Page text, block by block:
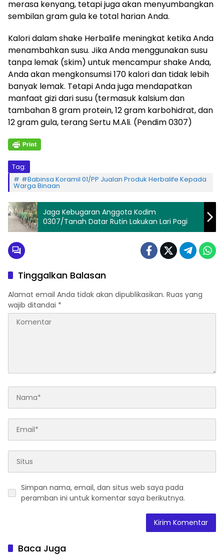
merasa kenyang, tetapi juga akan menyumbangkan
sembilan gram gula ke total harian Anda.
Kalori dalam shake Herbalife meningkat ketika Anda
menambahkan susu. Jika Anda menggunakan susu
tanpa lemak (skim) untuk mencampur shake Anda,
Anda akan mengkonsumsi 170 kalori dan tidak lebih
banyak lemak. Tetapi Anda juga mendapatkan
manfaat gizi dari susu (termasuk kalsium dan
tambahan 8 gram protein, 12 gram karbohidrat, dan
12 gram gula, terang Sertu M.Ali. (Pendim 0307)
Tag:
#Babinsa Koramil 01/PP Jualan Produk Herbalife Kepada
Warga Binaan
Jaga Kebugaran Anggota Kodim
0307/Tanah Datar Rutin Lakukan Lari Pagi
Tinggalkan Balasan
Alamat email Anda tidak akan dipublikasikan. Ruas yang
wajib ditandai *
Simpan nama, email, dan situs web saya pada
peramban ini untuk komentar saya berikutnya.
Baca Juga